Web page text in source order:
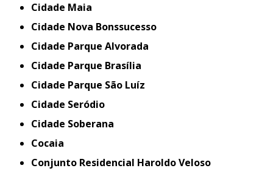
Cidade Maia
Cidade Nova Bonssucesso
Cidade Parque Alvorada
Cidade Parque Brasília
Cidade Parque São Luíz
Cidade Seródio
Cidade Soberana
Cocaia
Conjunto Residencial Haroldo Veloso